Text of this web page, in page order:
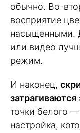
обычно. Во-
восприятие
насыщенными.
или видео
режим.
И наконец,
затрагиваются
точки белого
настройка,